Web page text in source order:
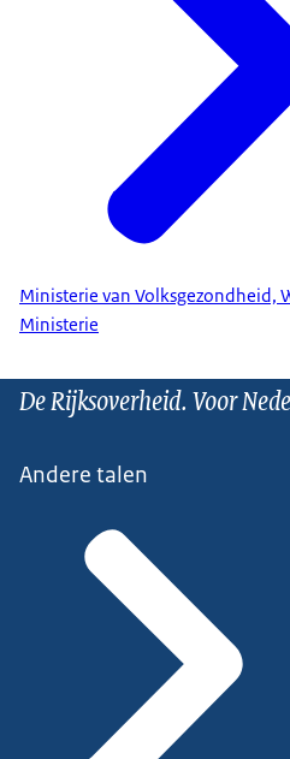
Ministerie van Volksgezondheid,
Ministerie
De Rijksoverheid. Voor
Andere talen